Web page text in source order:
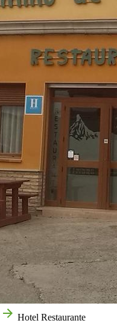
Hotel Restaurante